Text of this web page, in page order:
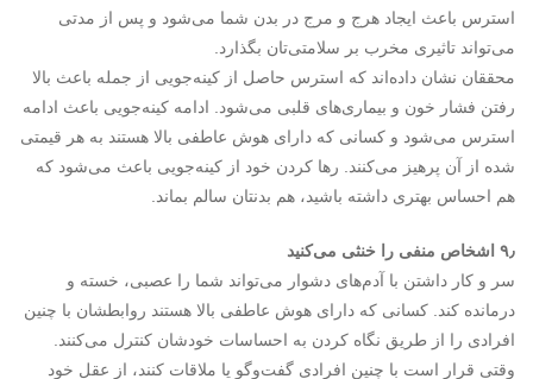
استرس باعث ایجاد هرج و مرج در بدن شما می‌شود و پس از مدتی
می‌تواند تاثیری مخرب بر سلامتی‌تان بگذارد.
محققان نشان داده‌اند که استرس حاصل از کینه‌جویی از جمله باعث بالا
رفتن فشار خون و بیماری‌های قلبی می‌شود. ادامه کینه‌جویی باعث ادامه
استرس می‌شود و کسانی که دارای هوش عاطفی بالا هستند به هر قیمتی
شده از آن پرهیز می‌کنند. رها کردن خود از کینه‌جویی باعث می‌شود که
هم احساس بهتری داشته باشید، هم بدنتان سالم بماند.
۹٫ اشخاص منفی را خنثی می‌کنید
سر و کار داشتن با آدم‌های دشوار می‌تواند شما را عصبی، خسته و
درمانده کند. کسانی که دارای هوش عاطفی بالا هستند روابطشان با چنین
افرادی را از طریق نگاه کردن به احساسات خودشان کنترل می‌کنند.
وقتی قرار است با چنین افرادی گفت‌وگو یا ملاقات کنند، از عقل خود